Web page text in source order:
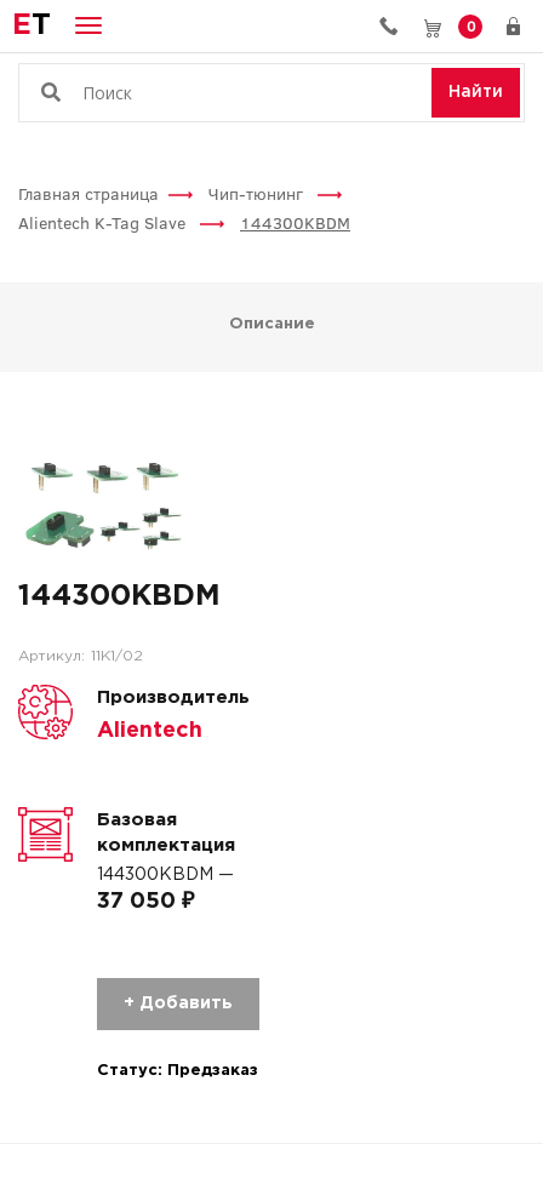
ET 0
Найти
Главная страница
Чип-тюнинг
Alientech K-Tag Slave
144300KBDM
Описание
144300KBDM
Артикул: 11K1/02
Производитель
Alientech
Базовая
комплектация
144300KBDM —
37 050 ₽
+ Добавить
Статус: Предзаказ